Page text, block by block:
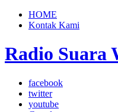
HOME
Kontak Kami
Radio Suara
facebook
twitter
youtube